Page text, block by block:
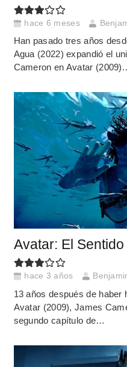
hace 6 meses
Han pasado tres años
Agua (2022) expandió el
Cameron en Avatar
Avatar: El
hace 3 años
13 años después de haber
Avatar (2009), James
segundo capítulo de…